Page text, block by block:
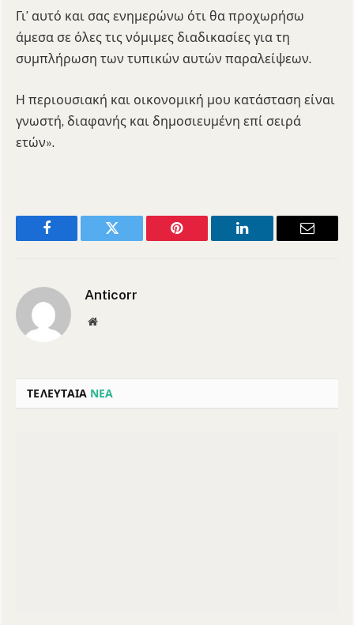
Γι’ αυτό και σας ενημερώνω ότι θα προχωρήσω
άμεσα σε όλες τις νόμιμες διαδικασίες για τη
συμπλήρωση των τυπικών αυτών παραλείψεων.
Η περιουσιακή και οικονομική μου κατάσταση είναι
γνωστή, διαφανής και δημοσιευμένη επί σειρά
ετών».
Facebook Twitter Pinterest LinkedIn Email
Anticorr
Website
ΤΕΛΕΥΤΑΙΑ ΝΕΑ